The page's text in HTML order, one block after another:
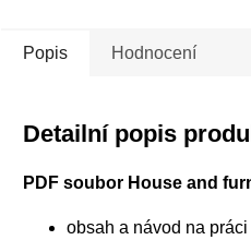
Popis Hodnocení
Detailní popis
PDF soubor House and
obsah a návod na práci